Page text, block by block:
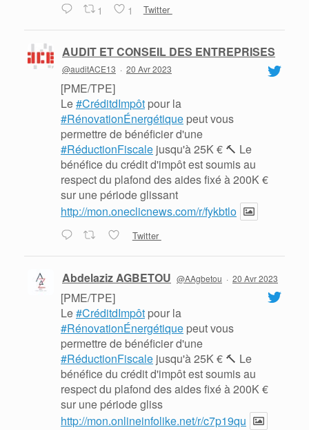
1 1 Twitter
AUDIT ET CONSEIL DES ENTREPRISES
@auditACE13 · 20 Avr 2023
[PME/TPE]
Le#CréditdImpôt pour la
#RénovationÉnergétique peut vous
permettre de bénéficier d'une
#RéductionFiscale jusqu'à 25K € 🔨 Le
bénéfice du crédit d'impôt est soumis au
respect du plafond des aides fixé à 200K €
sur une période glissant
http://mon.oneclicnews.com/r/fykbtlo
Twitter
Abdelaziz AGBETOU @AAgbetou · 20 Avr 2023
[PME/TPE]
Le#CréditdImpôt pour la
#RénovationÉnergétique peut vous
permettre de bénéficier d'une
#RéductionFiscale jusqu'à 25K € 🔨 Le
bénéfice du crédit d'impôt est soumis au
respect du plafond des aides fixé à 200K €
sur une période gliss
http://mon.onlineinfolike.net/r/c7p19qu